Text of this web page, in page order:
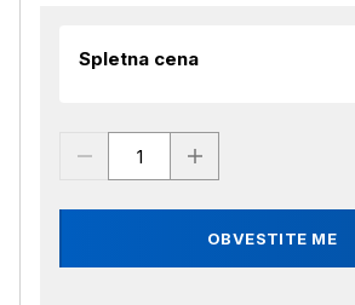
Spletna cena
OBVESTITE ME